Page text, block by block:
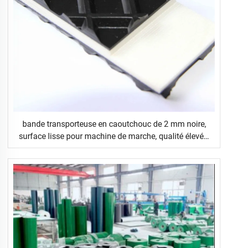
bande transporteuse en caoutchouc de 2 mm noire,
surface lisse pour machine de marche, qualité élevée,
fabricant depuis 14 ans